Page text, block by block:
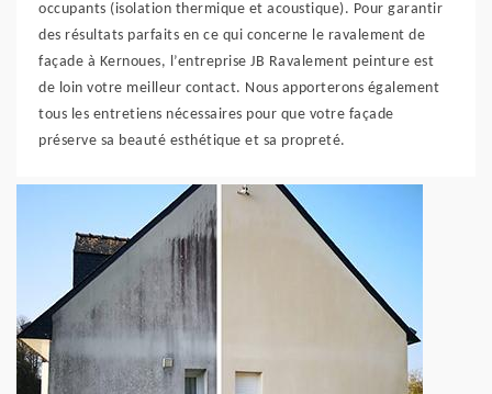
occupants (isolation thermique et acoustique). Pour garantir
des résultats parfaits en ce qui concerne le ravalement de
façade à Kernoues, l’entreprise JB Ravalement peinture est
de loin votre meilleur contact. Nous apporterons également
tous les entretiens nécessaires pour que votre façade
préserve sa beauté esthétique et sa propreté.